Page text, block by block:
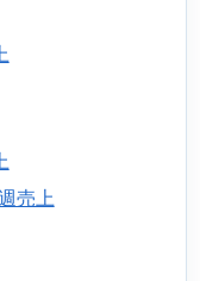
売上